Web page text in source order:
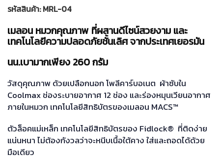
รหัสสินค้า: MRL-04
เมลอน หมวกคุณภาพ ที่ผสานดีไซน์สวยงาม และ
เทคโนโลยีความปลอดภัยชั้นเลิศ จากประเทศเยอรมัน
นน.เบามากเพียง 260 กรัม
วัสดุคุณภาพ ด้วยเปลือกนอก โพลีคาร์บอเนต ผ้าซับใน
Coolmax ช่องระบายอากาศ 12 ช่อง และร่องหมุนเวียนอากาศ
ภายในหมวก เทคโนโลยีสิทธิบัตรของเมลอน MACS™
ตัวล็อคแม่เหล็ก เทคโนโลยีสิทธิบัตรของ Fidlock® ที่ติดง่าย
แน่นหนา ไม่ต้องกังวลว่าจะหนีบเนื้อใต้คาง ใส่และถอดได้ด้วย
มือเดียว